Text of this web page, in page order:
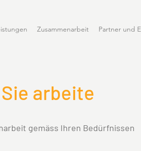
Zusammenarbeit Partner und
arbeite
gemäss Ihren Bedürfnissen